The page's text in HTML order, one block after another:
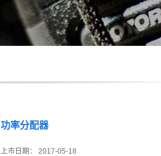
功率分配器
上市日期： 2017-05-18